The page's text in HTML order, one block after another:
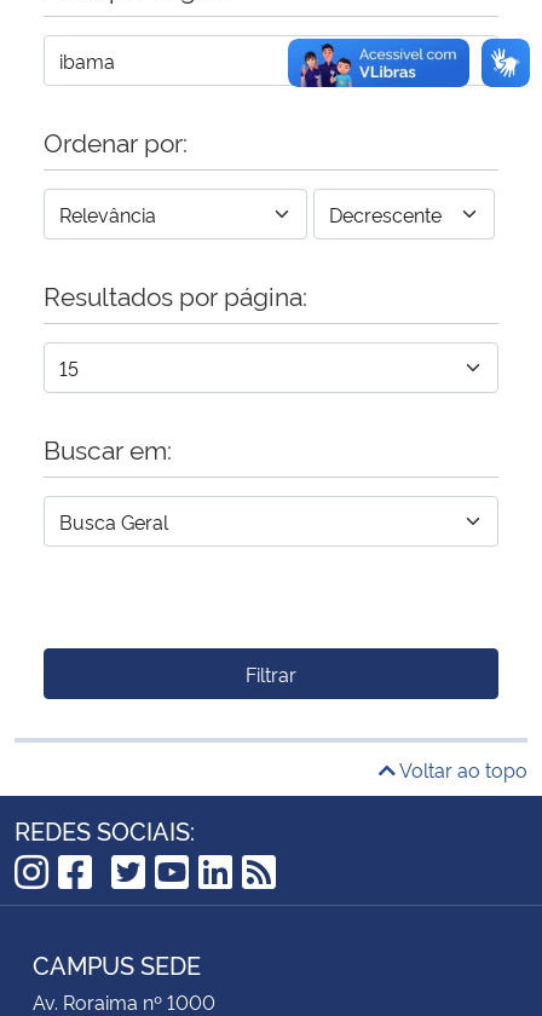
Ordenar por:
Resultados por página:
Buscar em:
Filtrar
Voltar ao topo
REDES SOCIAIS:
Instagram
Facebook
TikTok
Twitter
YouTube
LinkedIn
RSS
CAMPUS SEDE
Av. Roraima nº 1000